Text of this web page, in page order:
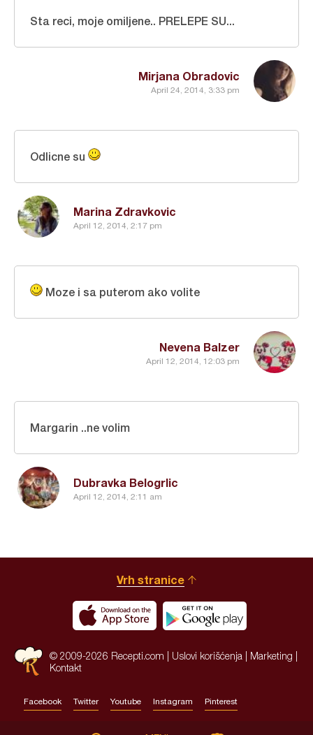
Mirjana Obradovic
April 24, 2014, 3:33 pm
Sta reci, moje omiljene.. PRELEPE SU...
Marina Zdravkovic
April 12, 2014, 2:17 pm
Odlicne su
Nevena Balzer
April 12, 2014, 12:03 pm
Moze i sa puterom ako volite
Dubravka Belogrlic
April 12, 2014, 2:11 am
Margarin ..ne volim
Vrh stranice
© 2009-2026 Recepti.com | Uslovi korišćenja Marketing
Kontakt
Facebook Twitter Youtube Instagram Pinterest